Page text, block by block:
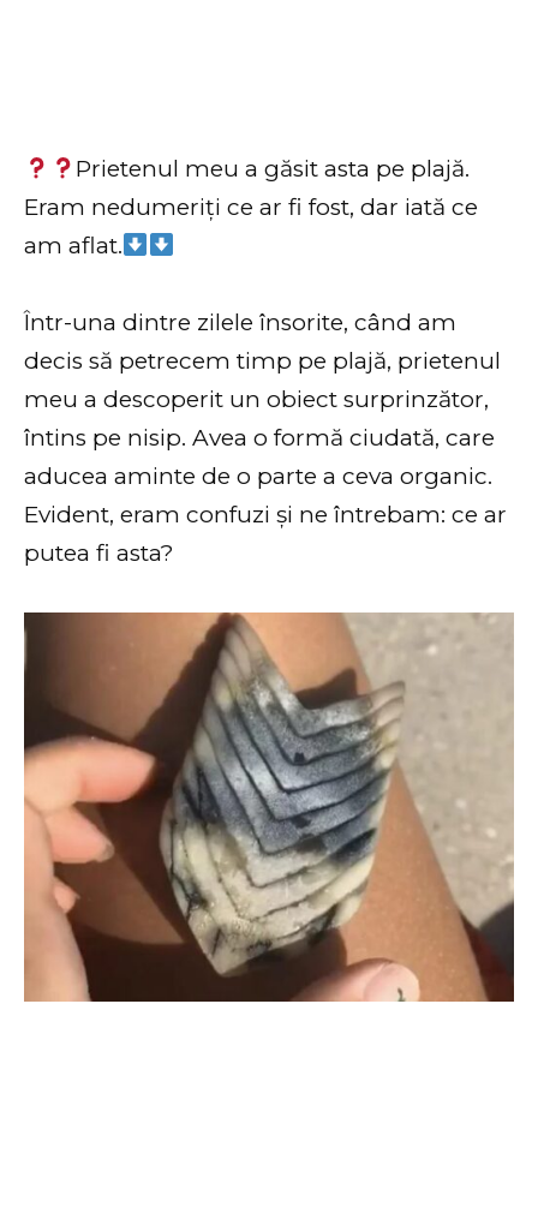
Prietenul meu a găsit asta pe plajă.
Eram nedumeriți ce ar fi fost, dar iată ce
am aflat.
Într-una dintre zilele însorite, când am
decis să petrecem timp pe plajă, prietenul
meu a descoperit un obiect surprinzător,
întins pe nisip. Avea o formă ciudată, care
aducea aminte de o parte a ceva organic.
Evident, eram confuzi și ne întrebam: ce ar
putea fi asta?